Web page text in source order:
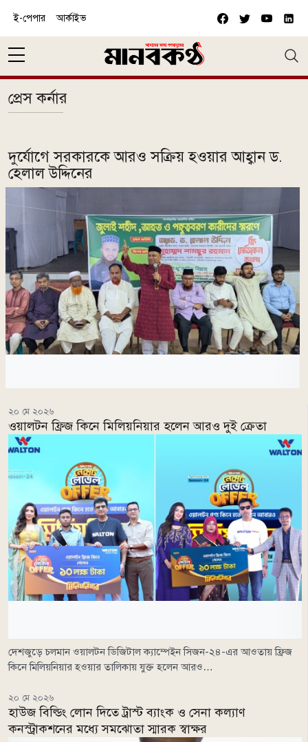
ই-পেপার আর্কাইভ
প্রেস কর্নার
দুর্যোগে সরকারকে আরও সক্রিয় হওয়ার আহ্বান ড.
হেলাল উদ্দিনের
২০ মে ২০২৬
ওয়ালটন ফ্রিজ কিনে মিলিয়নিয়ার হলেন আরও দুই ক্রেতা
দেশজুড়ে চলমান ওয়ালটন ডিজিটাল ক্যাম্পেইন সিজন-২৪-এর আওতায় ফ্রিজ
কিনে মিলিয়নিয়ার হওয়ার তালিকায় যুক্ত হলেন আরও…
২০ মে ২০২৬
হাউজ বিল্ডিং লোন দিতে ট্রাস্ট ব্যাংক ও সেনা কল্যাণ
কনস্ট্রাকশনের মধ্যে সমঝোতা স্মারক স্বাক্ষর